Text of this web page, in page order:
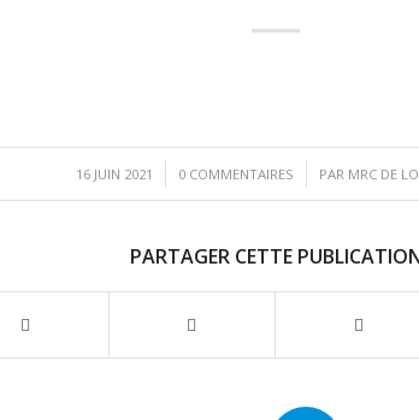
16 JUIN 2021
/ 0 COMMENTAIRES
/ PAR MRC DE
PARTAGER CETTE